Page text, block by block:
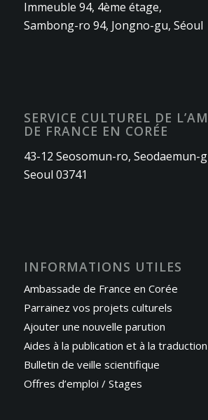
Immeuble 94, 4ème étage,
Sambong-ro 94, Jongno-gu, Séoul
SERVICE CULTUREL DE
DE FRANCE EN CORÉE
43-12 Seosomun-ro, Seodaemun-
Seoul 03741
INFORMATIONS UTILES
Ambassade de France en Corée
Parrainez vos projets culturels
Ajouter une nouvelle parution
Aides à la publication et à la traduction
Bulletin de veille scientifique
Offres d’emploi / Stages